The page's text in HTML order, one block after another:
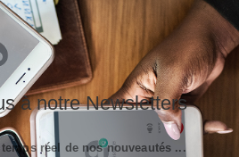
à notre Newsletters
réel de nos nouveautés ...